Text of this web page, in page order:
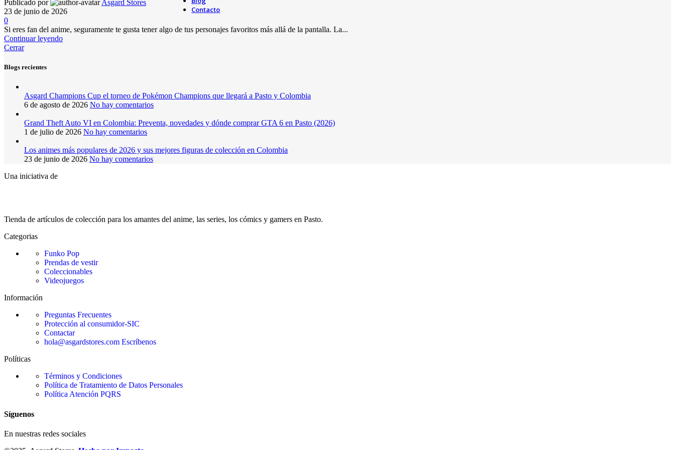
Contacto
Publicado por
Asgard Stores
23 de junio de 2026
0
Si eres fan del anime, seguramente te gusta tener algo de tus personajes favoritos más allá de la pantalla. La...
Continuar leyendo
Cerrar
Blogs recientes
Asgard Champions Cup el torneo de Pokémon Champions que llegará a Pasto y Colombia
6 de agosto de 2026 No hay comentarios
Grand Theft Auto VI en Colombia: Preventa, novedades y dónde comprar GTA 6 en Pasto (2026)
1 de julio de 2026 No hay comentarios
Los animes más populares de 2026 y sus mejores figuras de colección en Colombia
23 de junio de 2026 No hay comentarios
Una iniciativa de
Tienda de artículos de colección para los amantes del anime, las series, los cómics y gamers en Pasto.
Categorias
Funko Pop
Prendas de vestir
Coleccionables
Videojuegos
Información
Preguntas Frecuentes
Protección al consumidor-SIC
Contactar
hola@asgardstores.com Escríbenos
Políticas
Términos y Condiciones
Política de Tratamiento de Datos Personales
Política Atención PQRS
Síguenos
En nuestras redes sociales